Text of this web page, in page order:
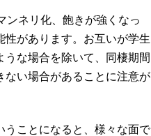
ンネリ化、飽きが強くなっ
があります。お互いが学生
な場合を除いて、同棲期間
ない場合があることに注意が
うことになると、様々な面で